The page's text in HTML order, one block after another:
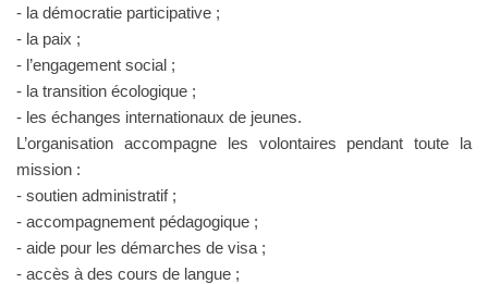
- la démocratie participative ;
- la paix ;
- l’engagement social ;
- la transition écologique ;
- les échanges internationaux de jeunes.
L’organisation accompagne les volontaires pendant toute la
mission :
- soutien administratif ;
- accompagnement pédagogique ;
- aide pour les démarches de visa ;
- accès à des cours de langue ;